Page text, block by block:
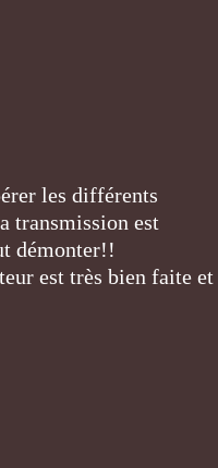
les différents
transmission est
démonter!!
est très bien faite et